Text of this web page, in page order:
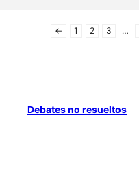
← 1 2 3 …
Debates no resueltos